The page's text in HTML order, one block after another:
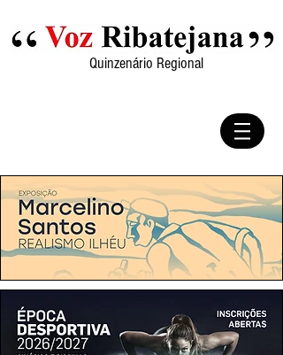
Quinzenário Regional